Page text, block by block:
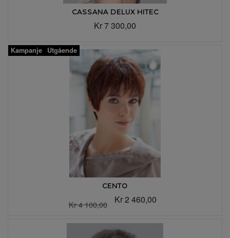
CASSANA DELUX HITEC
Kr 7 300,00
Kampanje Utgående
CENTO
Kr 4 100,00 Kr 2 460,00